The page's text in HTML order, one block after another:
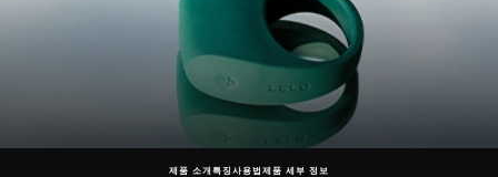
제품 소개 특징 사용법 제품 세부 정보